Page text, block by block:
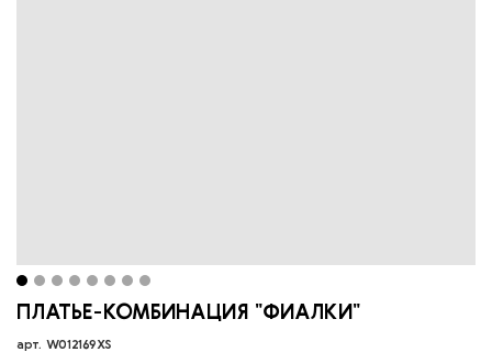
арт. W012169XS
ПЛАТЬЕ-КОМБИНАЦИЯ "ФИАЛКИ"